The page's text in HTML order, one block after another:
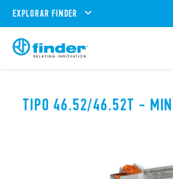
EXPLORAR FINDER
TIPO 46.52/46.52T - MINI